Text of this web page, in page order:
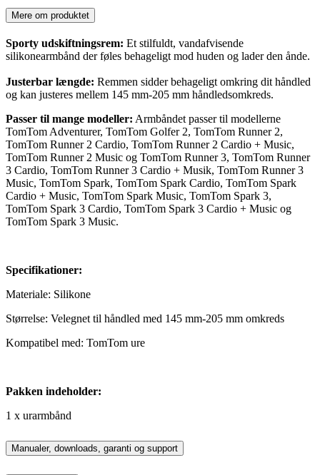
Mere om produktet
Sporty udskiftningsrem: Et stilfuldt, vandafvisende
silikonearmbånd der føles behageligt mod huden og lader den ånde.
Justerbar længde: Remmen sidder behageligt omkring dit håndled
og kan justeres mellem 145 mm-205 mm håndledsomkreds.
Passer til mange modeller: Armbåndet passer til modellerne
TomTom Adventurer, TomTom Golfer 2, TomTom Runner 2,
TomTom Runner 2 Cardio, TomTom Runner 2 Cardio + Music,
TomTom Runner 2 Music og TomTom Runner 3, TomTom Runner
3 Cardio, TomTom Runner 3 Cardio + Musik, TomTom Runner 3
Music, TomTom Spark, TomTom Spark Cardio, TomTom Spark
Cardio + Music, TomTom Spark Music, TomTom Spark 3,
TomTom Spark 3 Cardio, TomTom Spark 3 Cardio + Music og
TomTom Spark 3 Music.
Specifikationer:
Materiale: Silikone
Størrelse: Velegnet til håndled med 145 mm-205 mm omkreds
Kompatibel med: TomTom ure
Pakken indeholder:
1 x urarmbånd
Manualer, downloads, garanti og support